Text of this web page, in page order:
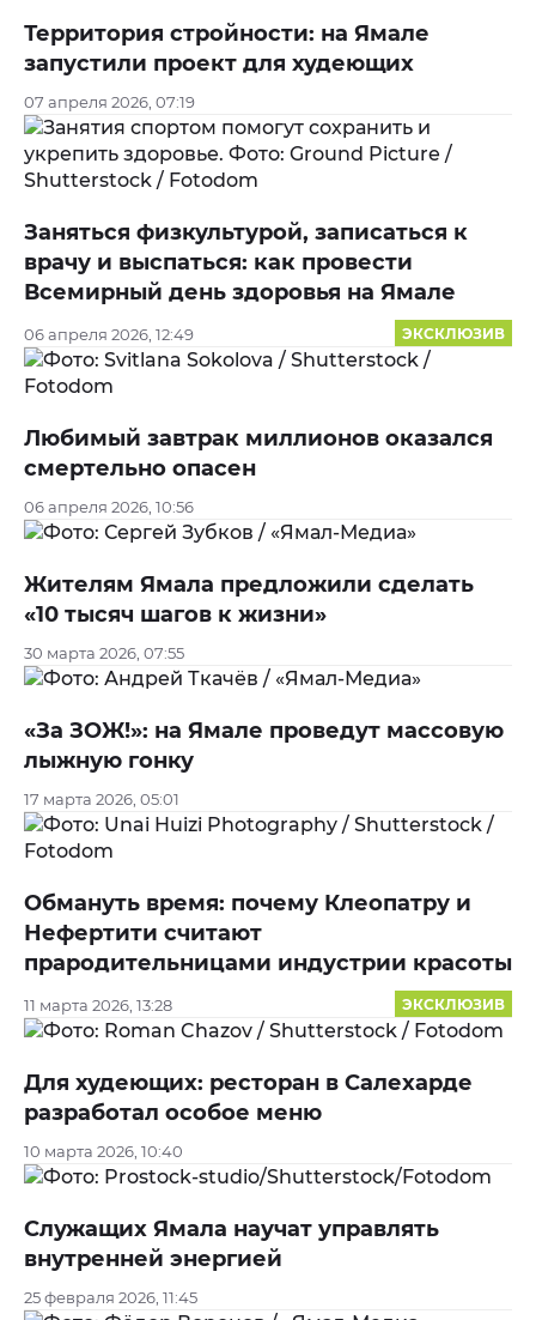
Территория стройности: на Ямале
запустили проект для худеющих
07 апреля 2026, 07:19
Заняться физкультурой, записаться к
врачу и выспаться: как провести
Всемирный день здоровья на Ямале
06 апреля 2026, 12:49 ЭКСКЛЮЗИВ
Любимый завтрак миллионов оказался
смертельно опасен
06 апреля 2026, 10:56
Жителям Ямала предложили сделать
«10 тысяч шагов к жизни»
30 марта 2026, 07:55
«За ЗОЖ!»: на Ямале проведут массовую
лыжную гонку
17 марта 2026, 05:01
Обмануть время: почему Клеопатру и
Нефертити считают
прародительницами индустрии красоты
11 марта 2026, 13:28 ЭКСКЛЮЗИВ
Для худеющих: ресторан в Салехарде
разработал особое меню
10 марта 2026, 10:40
Служащих Ямала научат управлять
внутренней энергией
25 февраля 2026, 11:45